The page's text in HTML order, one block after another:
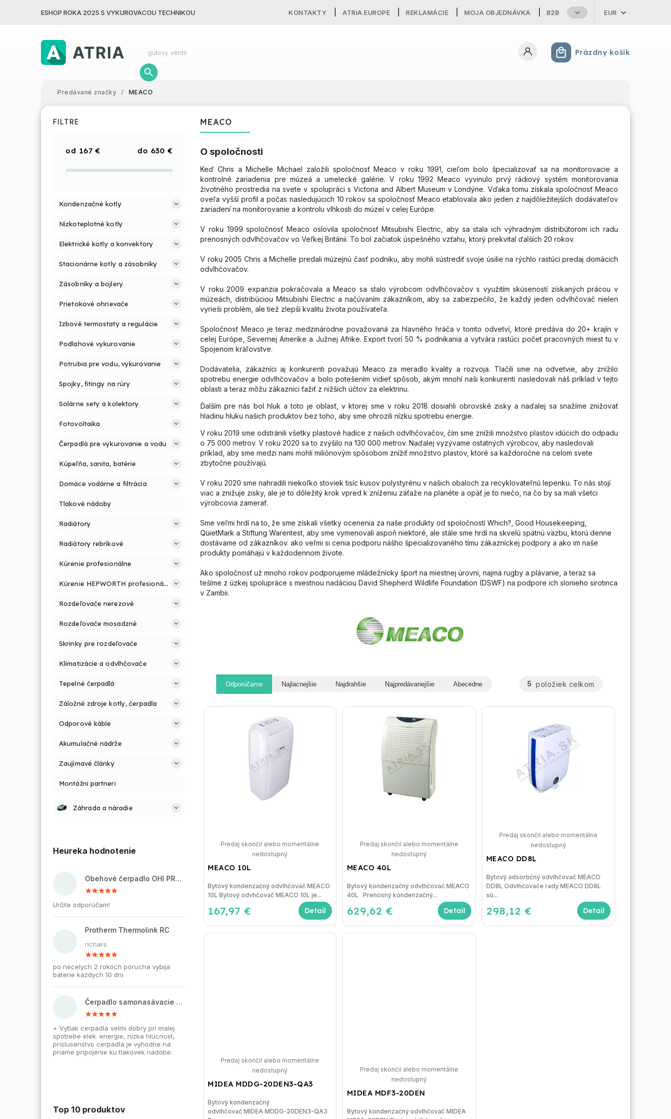
ESHOP ROKA 2025 S VYKUROVACOU TECHNIKOU KONTAKTY ATRIA EUROPE REKLAMÁCIE MOJA OBJEDNÁVKA B2B EUR
Nákupný košík
Prázdny košík
Predávané značky / MEACO
FILTRE
167 € 630 €
Kondenzačné kotly
Nízkoteplotné kotly
Elektrické kotly a konvektory
Stacionárne kotly a zásobníky
Zásobníky a bojlery
Prietokové ohrievače
Izbové termostaty a regulácie
Podlahové vykurovanie
Potrubia pre vodu, vykurovanie
Spojky, fitingy na rúry
Solárne sety a kolektory
Fotovoltaika
Čerpadlá pre vykurovanie a vodu
Kúpeľňa, sanita, batérie
Domáce vodárne a filtrácia
Tlakové nádoby
Radiátory
Radiátory rebríkové
Kúrenie profesionálne
Kúrenie HEPWORTH profesionálne a jednoducho
Rozdeľovače nerezové
Rozdeľovače mosadzné
Skrinky pre rozdeľovače
Klimatizácie a odvlhčovače
Tepelné čerpadlá
Záložné zdroje kotly, čerpadla
Odporové káble
Akumulačné nádrže
Zaujímavé články
Montážni partneri
Záhrada a náradie
Heureka hodnotenie
Obehové čerpadlo OHI PRO 32-60/180 pre kúrenie a cirkuláciu vody
Určite odporúčam!
Protherm Thermolink RC
richars
po necelych 2 rokoch porucha vybija
baterie kazdych 10 dni
Čerpadlo samonasávacie WZI 750 na vodu, povrchové, liatinové
+ Vytlak cerpadla velmi dobry pri malej
spotrebe elek. energie, nizka hlucnost,
prislusenstvo cerpadla je vyhodne na
priame pripojenie ku tlakovek nadobe.
Top 10 produktov
MEACO
O spoločnosti
Keď Chris a Michelle Michael založili spoločnosť Meaco v roku 1991, cieľom bolo špecializovať sa na monitorovacie a
kontrolné zariadenia pre múzeá a umelecké galérie. V roku 1992 Meaco vyvinulo prvý rádiový systém monitorovania
životného prostredia na svete v spolupráci s Victoria and Albert Museum v Londýne. Vďaka tomu získala spoločnosť Meaco
oveľa vyšší profil a počas nasledujúcich 10 rokov sa spoločnosť Meaco etablovala ako jeden z najdôležitejších dodávateľov
zariadení na monitorovanie a kontrolu vlhkosti do múzeí v celej Európe.
V roku 1999 spoločnosť Meaco oslovila spoločnosť Mitsubishi Electric, aby sa stala ich výhradným distribútorom ich radu
prenosných odvlhčovačov vo Veľkej Británii. To bol začiatok úspešného vzťahu, ktorý prekvital ďalších 20 rokov.
V roku 2005 Chris a Michelle predali múzejnú časť podniku, aby mohli sústrediť svoje úsilie na rýchlo rastúci predaj domácich
odvlhčovačov.
V roku 2009 expanzia pokračovala a Meaco sa stalo výrobcom odvlhčovačov s využitím skúseností získaných prácou v
múzeách, distribúciou Mitsubishi Electric a načúvaním zákazníkom, aby sa zabezpečilo, že každý jeden odvlhčovač nielen
vyrieši problém, ale tiež zlepší kvalitu života používateľa.
Spoločnosť Meaco je teraz medzinárodne považovaná za hlavného hráča v tomto odvetví, ktoré predáva do 20+ krajín v
celej Európe, Severnej Amerike a Južnej Afrike. Export tvorí 50 % podnikania a vytvára rastúci počet pracovných miest tu v
Spojenom kráľovstve.
Dodávatelia, zákazníci aj konkurenti považujú Meaco za meradlo kvality a rozvoja. Tlačili sme na odvetvie, aby znížilo
spotrebu energie odvlhčovačov a bolo potešením vidieť spôsob, akým mnohí naši konkurenti nasledovali náš príklad v tejto
oblasti a teraz môžu zákazníci ťažiť z nižších účtov za elektrinu.
Ďalším pre nás bol hluk a toto je oblasť, v ktorej sme v roku 2018 dosiahli obrovské zisky a naďalej sa snažíme znižovať
hladinu hluku našich produktov bez toho, aby sme ohrozili nízku spotrebu energie.
V roku 2019 sme odstránili všetky plastové hadice z našich odvlhčovačov, čím sme znížili množstvo plastov idúcich do odpadu
o 75 000 metrov. V roku 2020 sa to zvýšilo na 130 000 metrov. Naďalej vyzývame ostatných výrobcov, aby nasledovali
príklad, aby sme medzi nami mohli miliónovým spôsobom znížiť množstvo plastov, ktoré sa každoročne na celom svete
zbytočne používajú.
V roku 2020 sme nahradili niekoľko stoviek tisíc kusov polystyrénu v našich obaloch za recyklovateľnú lepenku. To nás stojí
viac a znižuje zisky, ale je to dôležitý krok vpred k zníženiu záťaže na planéte a opäť je to niečo, na čo by sa mali všetci
výrobcovia zamerať.
Sme veľmi hrdí na to, že sme získali všetky ocenenia za naše produkty od spoločností Which?, Good Housekeeping,
QuietMark a Stiftung Warentest, aby sme vymenovali aspoň niektoré, ale stále sme hrdí na skvelú spätnú väzbu, ktorú denne
dostávame od zákazníkov. ako veľmi si cenia podporu nášho špecializovaného tímu zákazníckej podpory a ako im naše
produkty pomáhajú v každodennom živote.
Ako spoločnosť už mnoho rokov podporujeme mládežnícky šport na miestnej úrovni, najmä rugby a plávanie, a teraz sa
tešíme z úzkej spolupráce s miestnou nadáciou David Shepherd Wildlife Foundation (DSWF) na podpore ich slonieho sirotinca
v Zambii.
Odporúčame Najlacnejšie Najdrahšie Najpredávanejšie Abecedne 5 položiek celkom
MEACO 10L
Predaj skončil alebo momentálne
nedostupný
167,97 € Detail
Bytový kondenzačný odvlhčovač MEACO
10L Bytový odvhčovač MEACO 10L je...
MEACO 40L
Predaj skončil alebo momentálne
nedostupný
629,62 € Detail
Bytový kondenzačný odvlhčovač MEACO
40L Prenosný kondenzačný...
MEACO DD8L
Predaj skončil alebo momentálne
nedostupný
298,12 € Detail
Bytový adsorbčný odvlhčovač MEACO
DD8L Odvlhčovače rady MEACO DD8L
sú...
MIDEA MDDG-20DEN3-QA3
Predaj skončil alebo momentálne
nedostupný
Bytový kondenzačný
odvlhčovač MIDEA MDDG-20DEN3-QA3
MIDEA MDF3-20DEN
Predaj skončil alebo momentálne
nedostupný
Bytový kondenzačný odvlhčovač MIDEA